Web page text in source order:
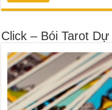
Click – Bói Tarot